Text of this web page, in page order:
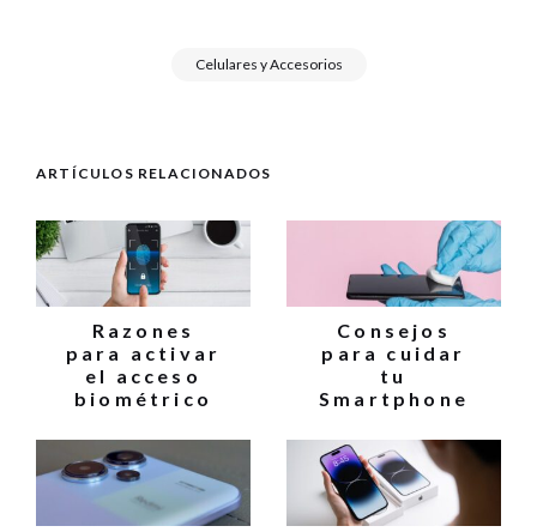
Celulares y Accesorios
ARTÍCULOS RELACIONADOS
Razones
para activar
el acceso
biométrico
Consejos
para cuidar
tu
Smartphone